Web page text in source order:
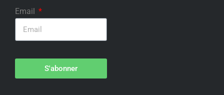
Email
S'abonner